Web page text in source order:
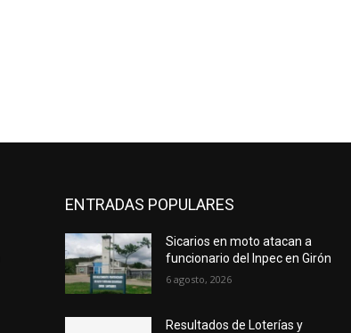
ENTRADAS POPULARES
Sicarios en moto atacan a
funcionario del Inpec en Girón
6 agosto, 2026
Resultados de Loterías y